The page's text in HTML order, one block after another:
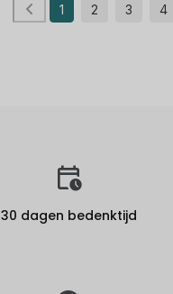
1 2 3 4
30 dagen bedenktijd